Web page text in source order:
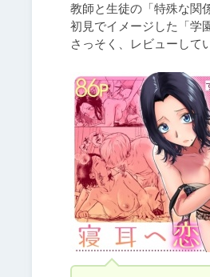
教師と生徒の「特殊な関
初見でイメージした「学
さっそく、レビューして